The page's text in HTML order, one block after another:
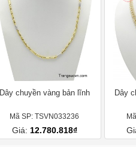
Dây chuyền vàng bản lĩnh
Mã SP: TSVN033236
Giá: 12.780.818₫
Dây